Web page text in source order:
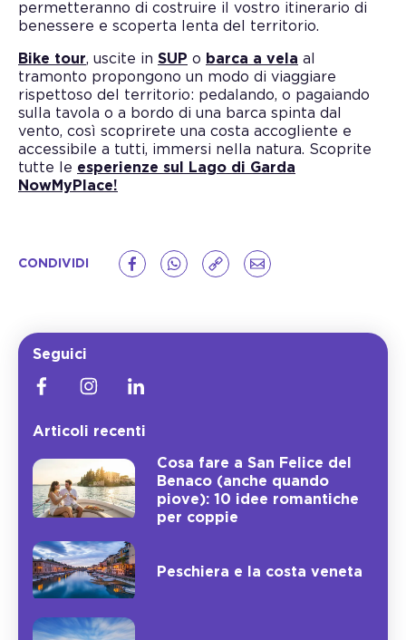
permetteranno di costruire il vostro itinerario di
benessere e scoperta lenta del territorio.
Bike tour, uscite in SUP o barca a vela al
tramonto propongono un modo di viaggiare
rispettoso del territorio: pedalando, o pagaiando
sulla tavola o a bordo di una barca spinta dal
vento, così scoprirete una costa accogliente e
accessibile a tutti, immersi nella natura. Scoprite
tutte le esperienze sul Lago di Garda
NowMyPlace!
CONDIVIDI
Seguici
Articoli recenti
Cosa fare a San Felice del
Benaco (anche quando
piove): 10 idee romantiche
per coppie
Peschiera e la costa veneta